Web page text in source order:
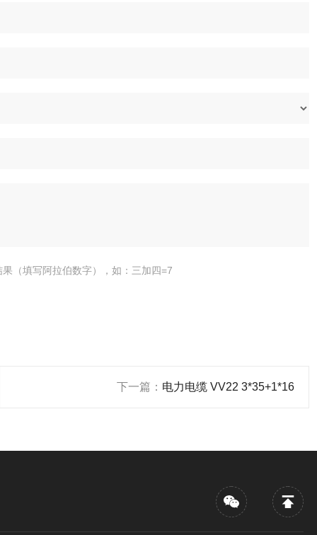
（填写阿拉伯数字），如：三加四=7
下一篇： 电力电缆 VV22 3*35+1*16